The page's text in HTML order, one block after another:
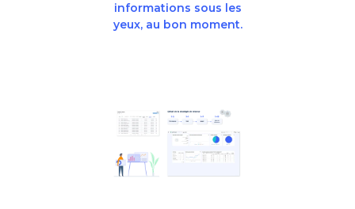
informations sous les
yeux, au bon moment.